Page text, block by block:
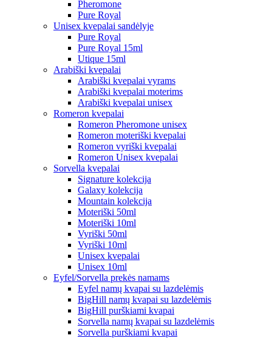
Pheromone
Pure Royal
Unisex kvepalai sandėlyje
Pure Royal
Pure Royal 15ml
Utique 15ml
Arabiški kvepalai
Arabiški kvepalai vyrams
Arabiški kvepalai moterims
Arabiški kvepalai unisex
Romeron kvepalai
Romeron Pheromone unisex
Romeron moteriški kvepalai
Romeron vyriški kvepalai
Romeron Unisex kvepalai
Sorvella kvepalai
Signature kolekcija
Galaxy kolekcija
Mountain kolekcija
Moteriški 50ml
Moteriški 10ml
Vyriški 50ml
Vyriški 10ml
Unisex kvepalai
Unisex 10ml
Eyfel/Sorvella prekės namams
Eyfel namų kvapai su lazdelėmis
BigHill namų kvapai su lazdelėmis
BigHill purškiami kvapai
Sorvella namų kvapai su lazdelėmis
Sorvella purškiami kvapai